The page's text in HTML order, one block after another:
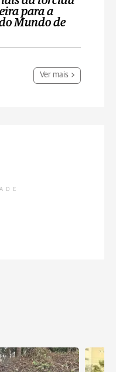
para a
Mundo de
Ver mais